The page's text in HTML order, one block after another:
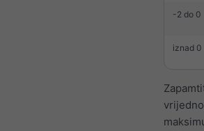
-2 do 0
iznad 0